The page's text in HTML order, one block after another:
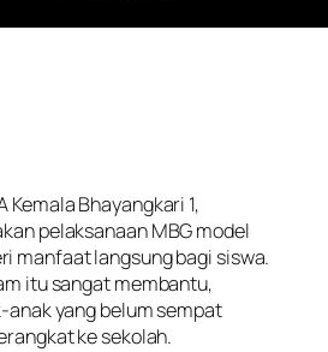
Kemala Bhayangkari 1,
pelaksanaan MBG model
manfaat langsung bagi siswa.
itu sangat membantu,
yang belum sempat
ke sekolah.